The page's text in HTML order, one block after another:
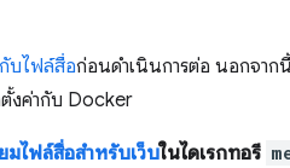
บไฟล์สื่อก่อนดำเนินการต่อ นอกจา
งค่ากับ Docker
มไฟล์สื่อสำหรับเว็บในไดเรกทอรี